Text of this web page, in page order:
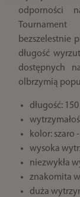
odporności
bezszelestnie
długość
dostępnych
olbrzymią
długość:
kolor: szaro
wysoka
niezwykła
znakomita
duża